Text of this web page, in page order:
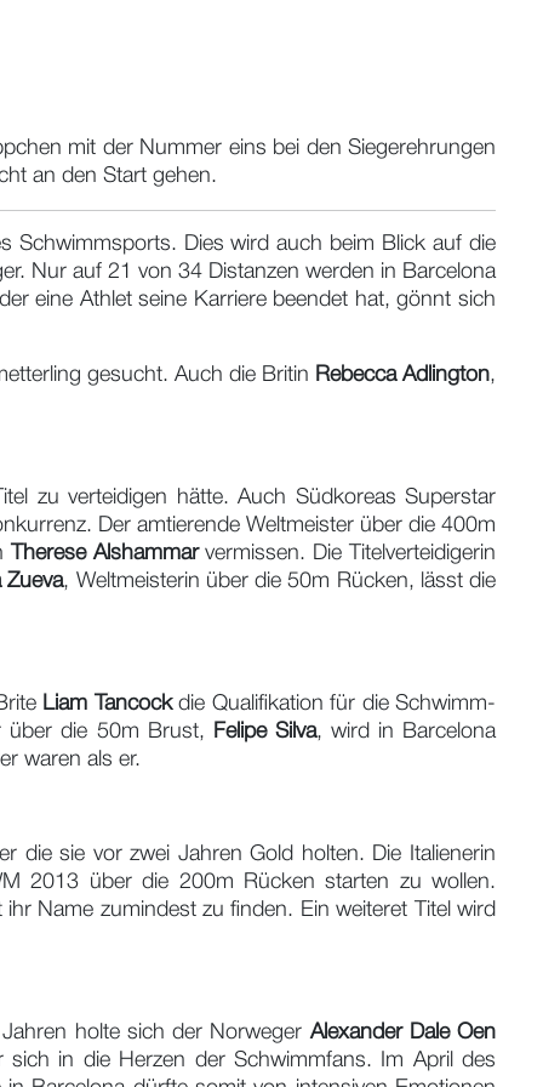
mit der Nummer eins bei den Siegerehrungen
an den Start gehen.
Schwimmsports. Dies wird auch beim Blick auf die
Nur auf 21 von 34 Distanzen werden in Barcelona
eine Athlet seine Karriere beendet hat, gönnt sich
gesucht. Auch die Britin Rebecca Adlington,
zu verteidigen hätte. Auch Südkoreas Superstar
Der amtierende Weltmeister über die 400m
Therese Alshammarvermissen. Die Titelverteidigerin
Zueva, Weltmeisterin über die 50m Rücken, lässt die
Liam Tancockdie Qualifikation für die Schwimm-
über die 50m Brust,
Felipe Silva, wird in Barcelona
waren als er.
die sie vor zwei Jahren Gold holten. Die Italienerin
2013 über die 200m Rücken starten zu wollen.
Name zumindest zu finden. Ein weiteret Titel wird
holte sich der Norweger Alexander Dale Oen
in die Herzen der Schwimmfans. Im April des